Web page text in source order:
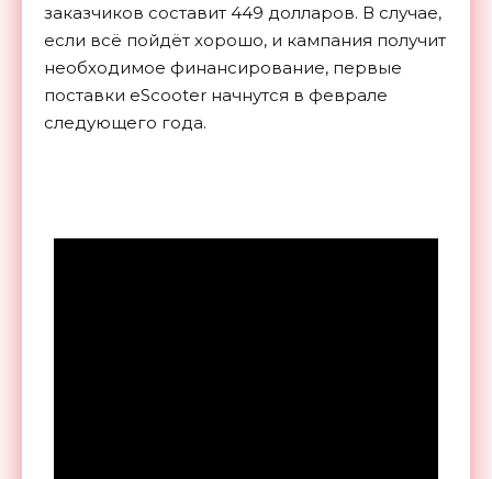
заказчиков составит 449 долларов. В случае,
если всё пойдёт хорошо, и кампания получит
необходимое финансирование, первые
поставки eScooter начнутся в феврале
следующего года.